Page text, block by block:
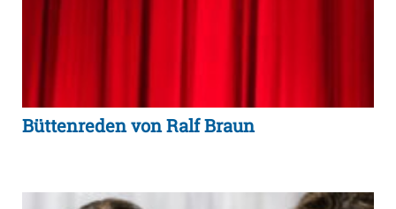
Büttenreden von Ralf Braun